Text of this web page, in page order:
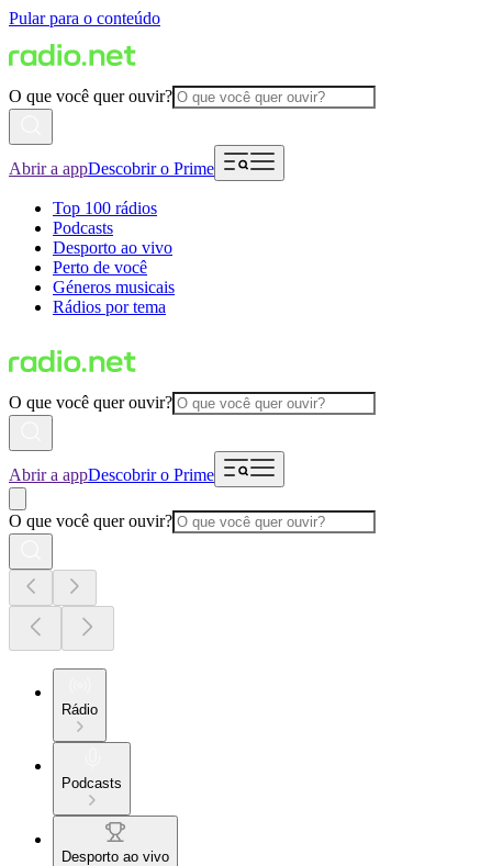
Pular para o conteúdo
O que você quer ouvir?
Abrir a appDescobrir o Prime
Top 100 rádios
Podcasts
Desporto ao vivo
Perto de você
Géneros musicais
Rádios por tema
O que você quer ouvir?
Abrir a appDescobrir o Prime
O que você quer ouvir?
Rádio
Podcasts
Desporto ao vivo